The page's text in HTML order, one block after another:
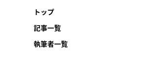
トップ
記事一覧
執筆者一覧